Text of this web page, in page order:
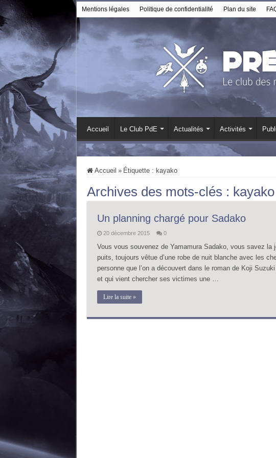
Mentions légales Politique de confidentialité Plan du site
Accueil Le Club PdE Actualités Activités
Accueil » Étiquette : kayako
Archives des mots-clés : kayako
Un planning chargé pour Sadako
20 décembre 2015 0
Vous vous souvenez de Yamamura Sadako, vous savez la
puits, toujours vêtue d’une robe de nuit blanche avec les
personne que l’on a découvert dans le roman de Koji
et qui vient chercher ses victimes une …
Lire la suite »